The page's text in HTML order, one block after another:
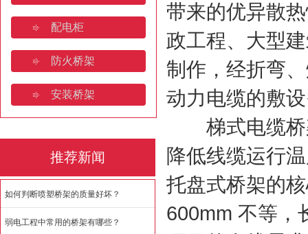
配电柜
防火桥架
安装桥架
推荐新闻
如何判断喷塑桥架的质量好坏？
弱电工程中常用的桥架有哪些？
带来的优异散
政工程、大型
制作，经折弯
动力电缆的敷
梯式电缆桥
降低线缆运行
托盘式桥架的
600mm 不等，